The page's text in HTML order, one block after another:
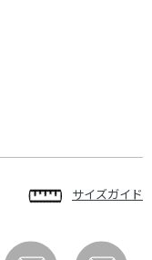
サイズガイド